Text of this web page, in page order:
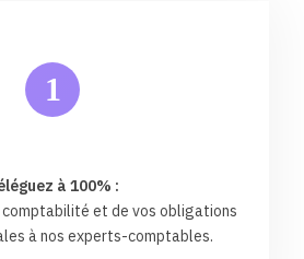
1
à 100% :
et de vos obligations
à nos experts-comptables.